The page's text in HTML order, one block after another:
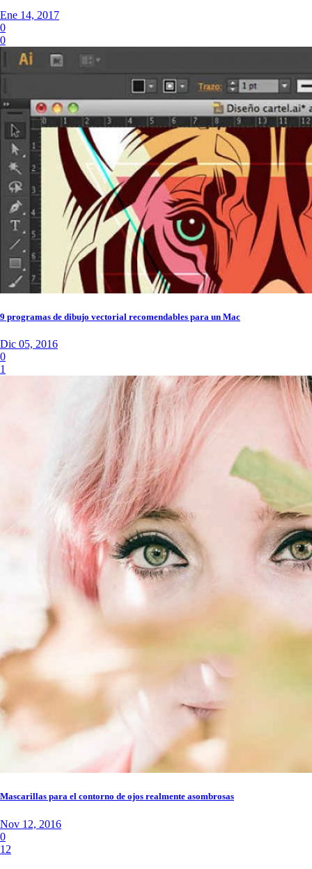
Ene 14, 2017
0
0
9 programas de dibujo vectorial recomendables para un Mac
Dic 05, 2016
0
1
Mascarillas para el contorno de ojos realmente asombrosas
Nov 12, 2016
0
12